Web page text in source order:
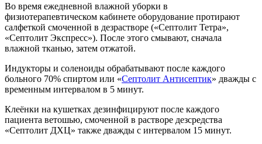
Во время ежедневной влажной уборки в
физиотерапевтическом кабинете оборудование протирают
салфеткой смоченной в дезрастворе («Септолит Тетра»,
«Септолит Экспресс»). После этого смывают, сначала
влажной тканью, затем отжатой.
Индукторы и соленоиды обрабатывают после каждого
больного 70% спиртом или «Септолит Антисептик» дважды с
временным интервалом в 5 минут.
Клеёнки на кушетках дезинфицируют после каждого
пациента ветошью, смоченной в растворе дезсредства
«Септолит ДХЦ» также дважды с интервалом 15 минут.